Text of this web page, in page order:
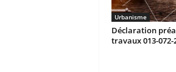
Urbanisme
Déclaration
travaux 013-072-